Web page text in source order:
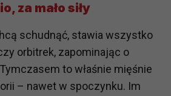
za mało siły
schudnąć, stawia wszystko
orbitrek, zapominając o
to właśnie mięśnie
– nawet w spoczynku. Im